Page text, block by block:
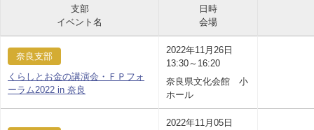
支部
イベント名
日時
会場
奈良支部
くらしとお金の講演会・ＦＰフォ
ーラム2022 in 奈良
2022年11月26日
13:30～16:20
奈良県文化会館 小
ホール
2022年11月05日